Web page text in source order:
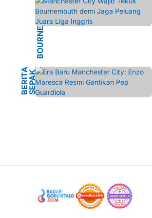
BOURNEMOUTH
B
E
R
I T
A
S
E
P
AK
B
O
L A